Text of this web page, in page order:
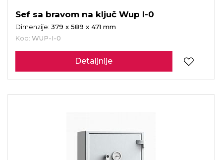
Sef sa bravom na ključ Wup I-0
Dimenzije: 379 x 589 x 471 mm
Kod: WUP-I-0
Detaljnije